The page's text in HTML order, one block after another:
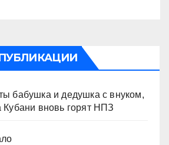
бабушка и дедушка с внуком,
вновь горят НПЗ